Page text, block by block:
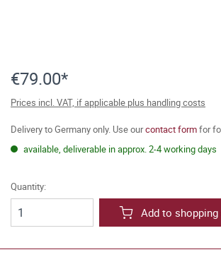
€79.00*
Prices incl. VAT, if applicable plus handling costs
Delivery to Germany only. Use ourcontact formfor
available, deliverable in approx. 2-4 working days
Quantity:
Add to